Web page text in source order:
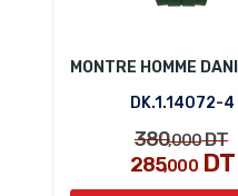
DK.1.14072-4
380,000DT
285,000DT